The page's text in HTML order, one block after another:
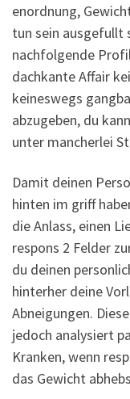
enordnung,
tun sein ausgefullt
nachfolgende
dachkante Affair
keineswegs
abzugeben, du
unter mancherlei
Damit deinen
hinten im griff
die Anlass, einen
respons 2 Felder
du deinen
hinterher deine
Abneigungen.
jedoch analysiert
Kranken, wenn
das Gewicht